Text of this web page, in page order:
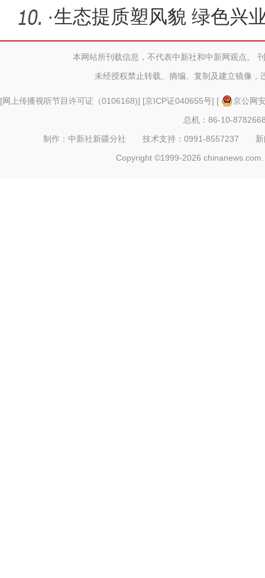
兵团5G智
·生态提质塑风貌 绿色兴
本网站所刊载信息，不代表中新社和中新网观点。
未经授权禁止转载、摘编、复制及建立镜像，
[网上传播视听节目许可证（0106168)] [京ICP证040655号] [
京公网
总机：86-10-
制作：中新社新疆分社 技术支持：0991-8557237
Copyright ©1999-2026